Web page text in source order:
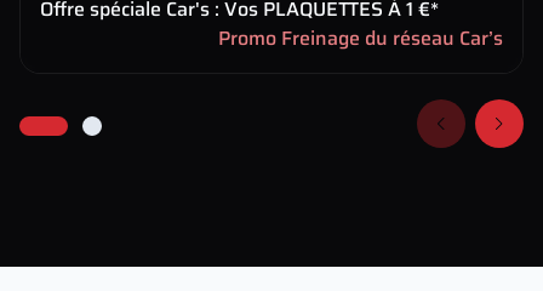
Offre spéciale Car's : Vos PLAQUETTES À 1 €*
Promo Freinage du réseau Car’s